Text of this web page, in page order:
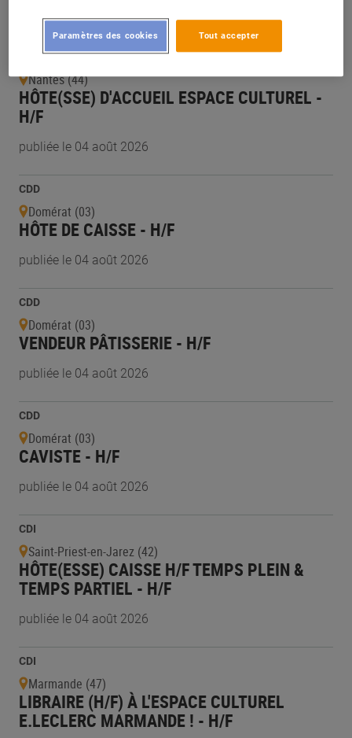
publiée le 04 août 2026
Nantes (44)
HÔTE(SSE) D'ACCUEIL ESPACE CULTUREL -
H/F
publiée le 04 août 2026
CDD
Domérat (03)
HÔTE DE CAISSE - H/F
publiée le 04 août 2026
CDD
Domérat (03)
VENDEUR PÂTISSERIE - H/F
publiée le 04 août 2026
CDD
Domérat (03)
CAVISTE - H/F
publiée le 04 août 2026
CDI
Saint-Priest-en-Jarez (42)
HÔTE(ESSE) CAISSE H/F TEMPS PLEIN &
TEMPS PARTIEL - H/F
publiée le 04 août 2026
CDI
Marmande (47)
LIBRAIRE (H/F) À L'ESPACE CULTUREL
E.LECLERC MARMANDE ! - H/F
Tout accepter
Paramètres des cookies